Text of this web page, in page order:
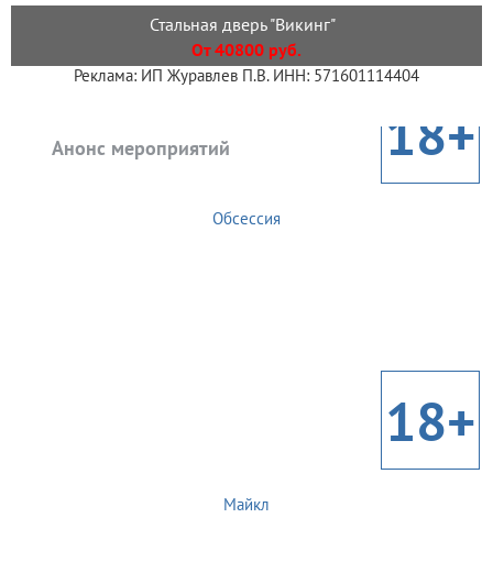
Стальная дверь "Викинг"
От 40800 руб.
Реклама: ИП Журавлев П.В. ИНН: 571601114404
Анонс мероприятий 18+
Обсессия
18+
Майкл